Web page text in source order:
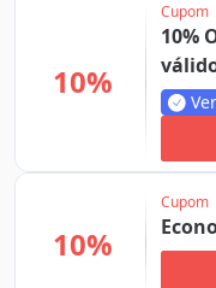
10%
Cupom
10%
10%
Cupom